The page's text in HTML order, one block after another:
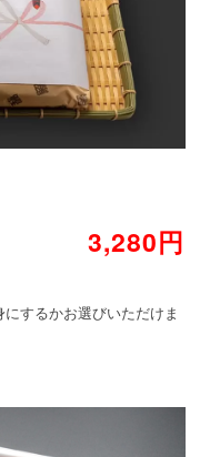
3,280円
するかお選びいただけま